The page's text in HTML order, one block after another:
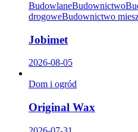
BudowlaneBudownictwo
drogoweBudownictwo
Jobimet
2026-08-05
Dom i ogród
Original Wax